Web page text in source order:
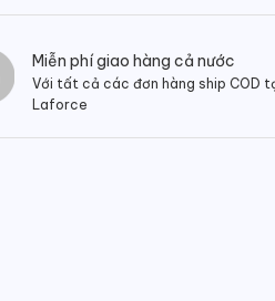
Miễn phí giao hàng cả nước
Với tất cả các đơn hàng ship COD
Laforce